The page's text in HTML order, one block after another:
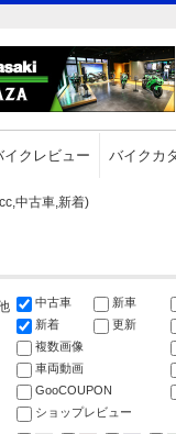
イクレビュー バイクカ
中古車,新着)
中古車 新車
新着
更新
複数画像
車両動画
GooCOUPON
ショップレビュー